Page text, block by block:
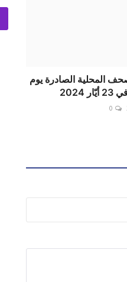
المحلية الصادرة يوم
0